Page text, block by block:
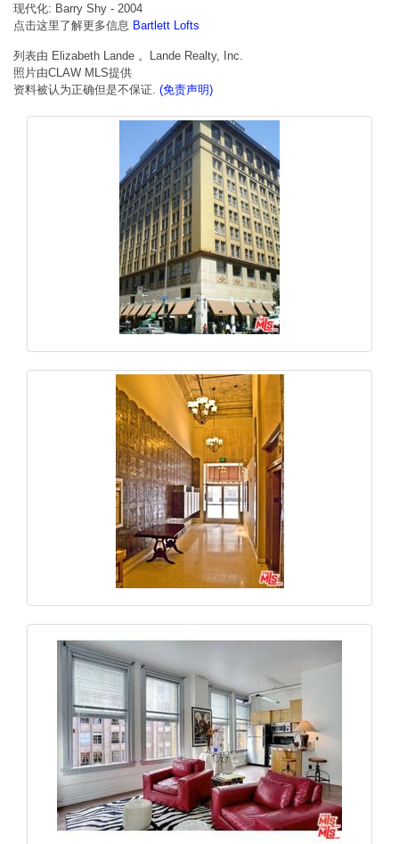
现代化: Barry Shy - 2004
点击这里了解更多信息 Bartlett Lofts
列表由 Elizabeth Lande 。Lande Realty, Inc.
照片由CLAW MLS提供
资料被认为正确但是不保证. (免责声明)